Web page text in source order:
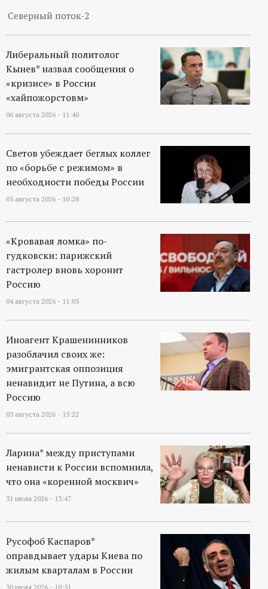
о
р
т
а
л
Северный поток-2
Либеральный политолог
Кынев* назвал сообщения о
«кризисе» в России
«хайпожорстовм»
06 августа 2026 - 11:40
Светов убеждает беглых коллег
по «борьбе с режимом» в
необходиости победы России
05 августа 2026 - 10:28
«Кровавая ломка» по-
гудковски: парижский
гастролер вновь хоронит
Россию
04 августа 2026 - 11:05
Иноагент Крашенинников
разоблачил своих же:
эмигрантская оппозиция
ненавидит не Путина, а всю
Россию
03 августа 2026 - 15:22
Ларина* между приступами
ненависти к России вспомнила,
что она «коренной москвич»
31 июля 2026 - 13:47
Русофоб Каспаров*
оправдывает удары Киева по
жилым кварталам в России
30 июля 2026 - 10:51